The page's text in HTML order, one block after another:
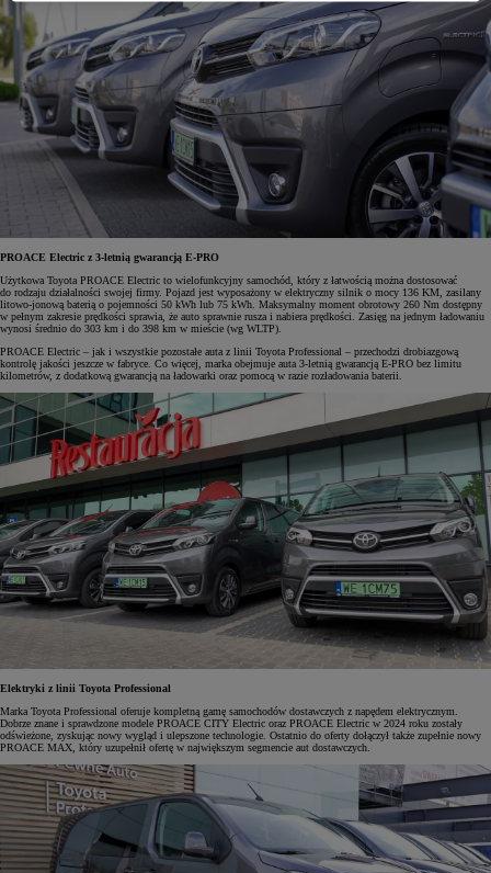
PROACE Electric z 3-letnią gwarancją E-PRO
Użytkowa Toyota PROACE Electric to wielofunkcyjny samochód, który z łatwością można dostosować
do rodzaju działalności swojej firmy. Pojazd jest wyposażony w elektryczny silnik o mocy 136 KM, zasilany
litowo-jonową baterią o pojemności 50 kWh lub 75 kWh. Maksymalny moment obrotowy 260 Nm dostępny
w pełnym zakresie prędkości sprawia, że auto sprawnie rusza i nabiera prędkości. Zasięg na jednym ładowaniu
wynosi średnio do 303 km i do 398 km w mieście (wg WLTP).
PROACE Electric – jak i wszystkie pozostałe auta z linii Toyota Professional – przechodzi drobiazgową
kontrolę jakości jeszcze w fabryce. Co więcej, marka obejmuje auta 3-letnią gwarancją E-PRO bez limitu
kilometrów, z dodatkową gwarancją na ładowarki oraz pomocą w razie rozładowania baterii.
Elektryki z linii Toyota Professional
Marka Toyota Professional oferuje kompletną gamę samochodów dostawczych z napędem elektrycznym.
Dobrze znane i sprawdzone modele PROACE CITY Electric oraz PROACE Electric w 2024 roku zostały
odświeżone, zyskując nowy wygląd i ulepszone technologie. Ostatnio do oferty dołączył także zupełnie nowy
PROACE MAX, który uzupełnił ofertę w największym segmencie aut dostawczych.